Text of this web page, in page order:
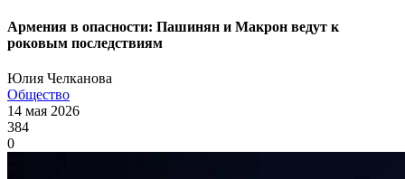
Армения в опасности: Пашинян и Макрон ведут к
роковым последствиям
Юлия Челканова
Общество
14 мая 2026
384
0